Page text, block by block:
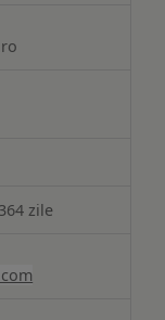
zile